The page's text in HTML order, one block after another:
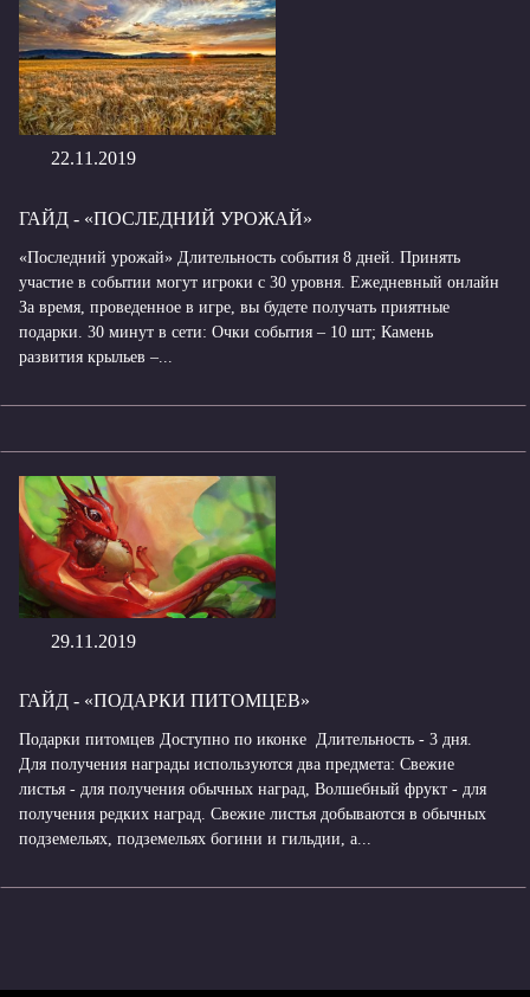
22.11.2019
ГАЙД - «ПОСЛЕДНИЙ УРОЖАЙ»
«Последний урожай» Длительность события 8 дней. Принять
участие в событии могут игроки с 30 уровня. Ежедневный онлайн
За время, проведенное в игре, вы будете получать приятные
подарки. 30 минут в сети: Очки события – 10 шт; Камень
развития крыльев –...
29.11.2019
ГАЙД - «ПОДАРКИ ПИТОМЦЕВ»
Подарки питомцев Доступно по иконке Длительность - 3 дня.
Для получения награды используются два предмета: Свежие
листья - для получения обычных наград, Волшебный фрукт - для
получения редких наград. Свежие листья добываются в обычных
подземельях, подземельях богини и гильдии, а...